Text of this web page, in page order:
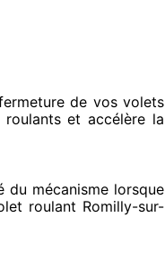
de vos volets
et accélère la
du mécanisme lorsque
roulant Romilly-sur-